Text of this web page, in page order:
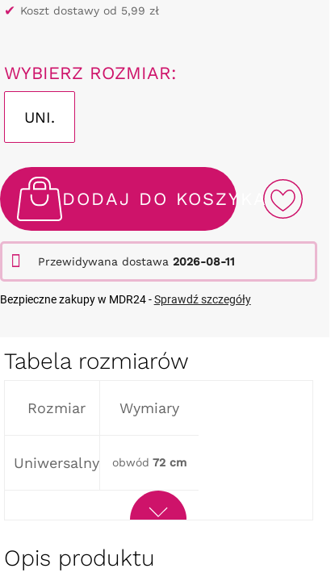
✔ Koszt dostawy od 5,99 zł
WYBIERZ ROZMIAR:
UNI.
DODAJ DO KOSZYKA
Przewidywana dostawa 2026-08-11
Bezpieczne zakupy w MDR24 -Sprawdź szczegóły
Tabela rozmiarów
Rozmiar Wymiary
Uniwersalny obwód 72 cm
Opis produktu